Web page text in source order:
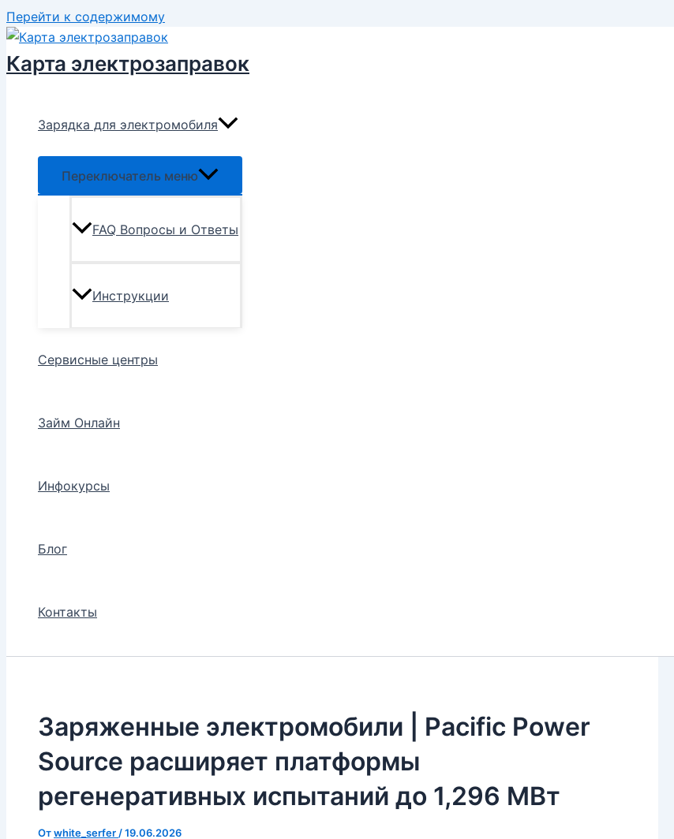
Перейти к содержимому
Карта электрозаправок
Зарядка для электромобиля
Переключатель меню
FAQ Вопросы и Ответы
Инструкции
Сервисные центры
Займ Онлайн
Инфокурсы
Блог
Контакты
Заряженные электромобили | Pacific Power
Source расширяет платформы
регенеративных испытаний до 1,296 МВт
Отwhite_serfer /19.06.2026